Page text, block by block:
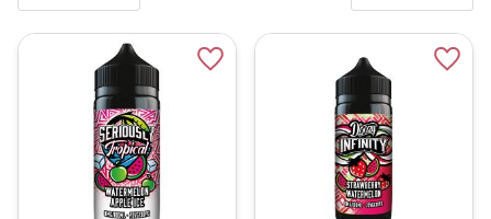
Lägg till i favoriter